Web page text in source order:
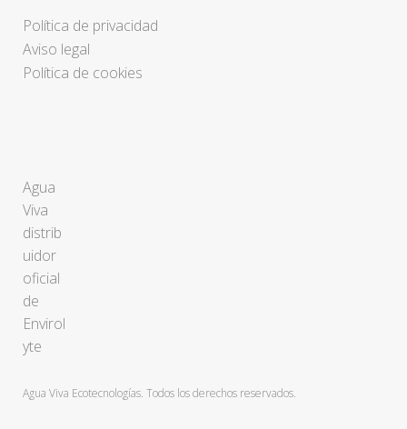
Política de privacidad
Aviso legal
Política de cookies
Agua
Viva
distrib
uidor
oficial
de
Envirol
yte
Agua Viva Ecotecnologías. Todos los derechos reservados.